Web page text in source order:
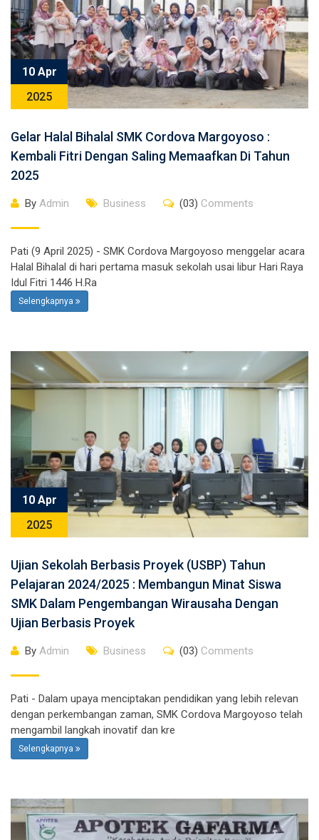
10 Apr
2025
Gelar Halal Bihalal SMK Cordova Margoyoso :
Kembali Fitri Dengan Saling Memaafkan Di Tahun
2025
By Admin Business (03) Comments
Pati (9 April 2025) - SMK Cordova Margoyoso menggelar acara
Halal Bihalal di hari pertama masuk sekolah usai libur Hari Raya
Idul Fitri 1446 H.Ra
Selengkapnya
10 Apr
2025
Ujian Sekolah Berbasis Proyek (USBP) Tahun
Pelajaran 2024/2025 : Membangun Minat Siswa
SMK Dalam Pengembangan Wirausaha Dengan
Ujian Berbasis Proyek
By Admin Business (03) Comments
Pati - Dalam upaya menciptakan pendidikan yang lebih relevan
dengan perkembangan zaman, SMK Cordova Margoyoso telah
mengambil langkah inovatif dan kre
Selengkapnya